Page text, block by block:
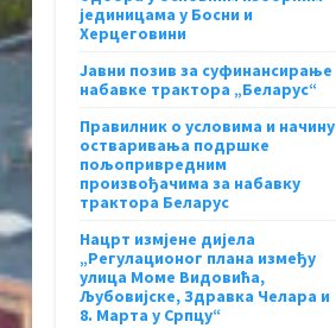
јединицама у Босни и
Херцеговини
Јавни позив за суфинансирање
набавке трактора „Беларус“
Правилник о условима и начину
остваривања подршке
пољопривредним
произвођачима за набавку
трактора Беларус
Нацрт измјене дијела
„Регулационог плана између
улица Моме Видовића,
Љубовијске, Здравка Челара и
8. Марта у Српцу“